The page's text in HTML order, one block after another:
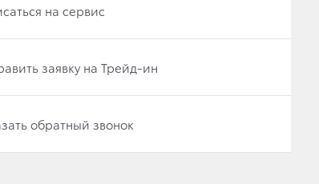
заявку на Трейд-ин
на сервис
обратный звонок
на сервис
заявку на Трейд-ин
обратный звонок
УСЛУГУ